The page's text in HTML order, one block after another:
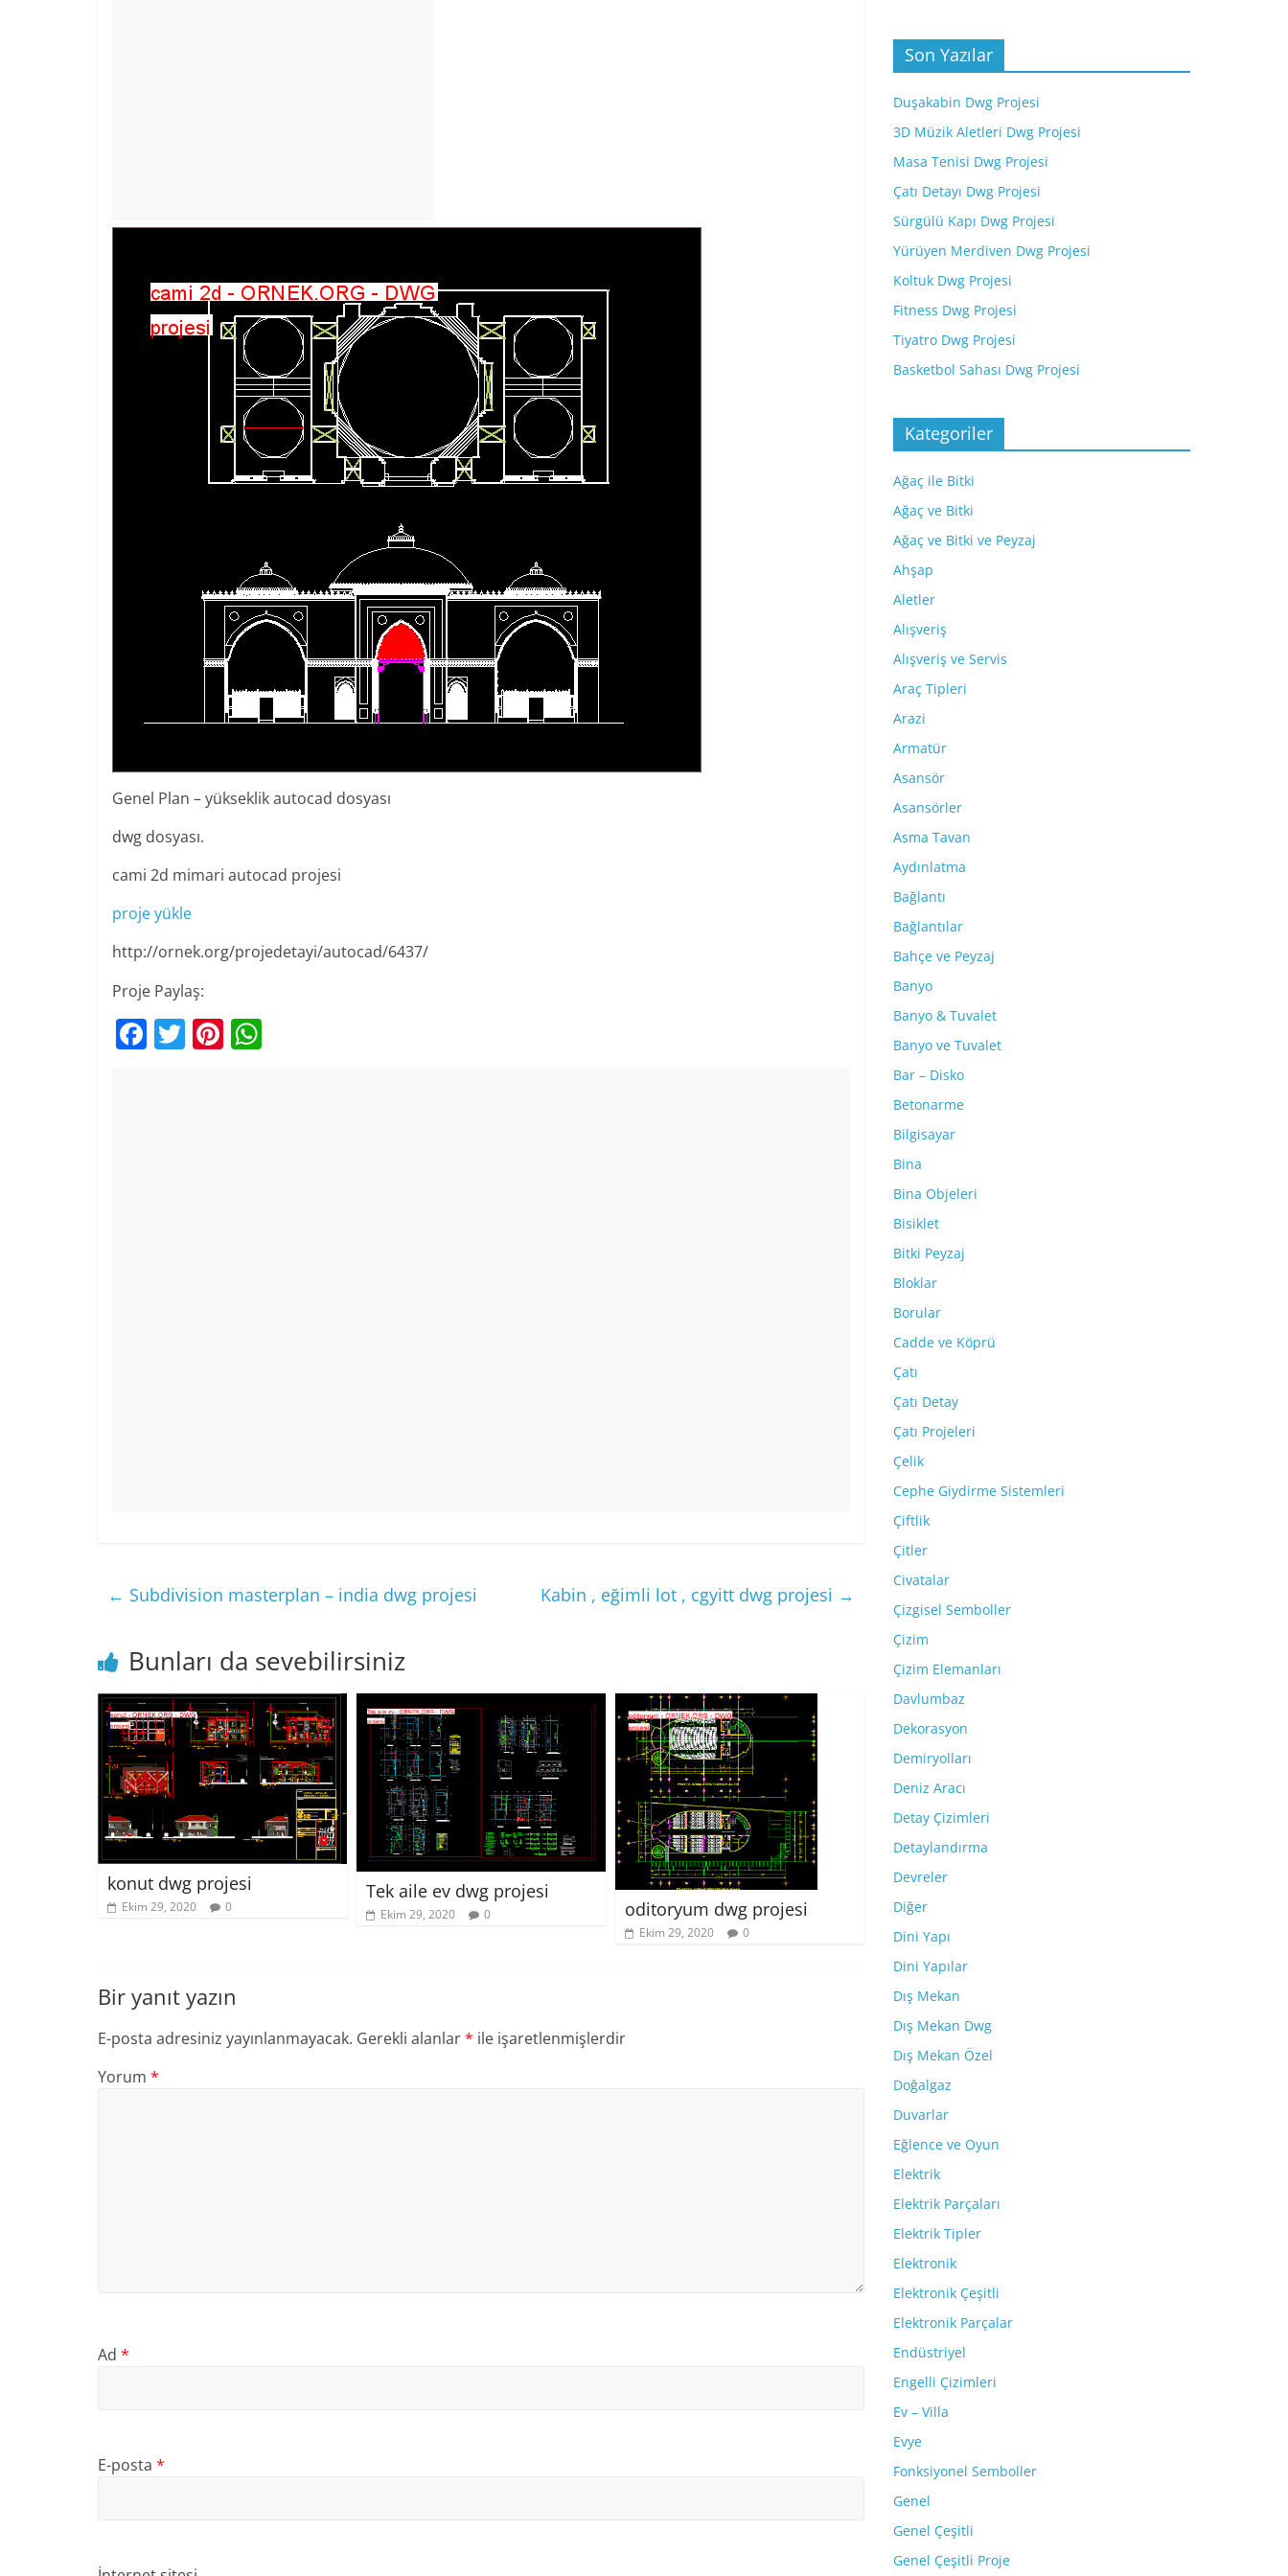
Genel Plan – yükseklik autocad dosyası
dwg dosyası.
cami 2d mimari autocad projesi
proje yükle
http://ornek.org/projedetayi/autocad/6437/
Proje Paylaş:
F T Pi
← Subdivision masterplan – india dwg projesi Kabin , eğimli lot , cgyitt dwg projesi →
Bunları da sevebilirsiniz
konut dwg projesi
Ekim 29, 2020 0
Tek aile ev dwg projesi
Ekim 29, 2020 0 oditoryum dwg projesi
Ekim 29, 2020 0
Bir yanıt yazın
E-posta adresiniz yayınlanmayacak. Gerekli alanlar* ile işaretlenmişlerdir
Yorum *
Ad *
E-posta *
Son Yazılar
Duşakabin Dwg Projesi
3D Müzik Aletleri Dwg Projesi
Masa Tenisi Dwg Projesi
Çatı Detayı Dwg Projesi
Sürgülü Kapı Dwg Projesi
Yürüyen Merdiven Dwg Projesi
Koltuk Dwg Projesi
Fitness Dwg Projesi
Tiyatro Dwg Projesi
Basketbol Sahası Dwg Projesi
Kategoriler
Ağaç ile Bitki
Ağaç ve Bitki
Ağaç ve Bitki ve Peyzaj
Ahşap
Aletler
Alışveriş
Alışveriş ve Servis
Araç Tipleri
Arazi
Armatür
Asansör
Asansörler
Asma Tavan
Aydınlatma
Bağlantı
Bağlantılar
Bahçe ve Peyzaj
Banyo
Banyo & Tuvalet
Banyo ve Tuvalet
Bar – Disko
Betonarme
Bilgisayar
Bina
Bina Objeleri
Bisiklet
Bitki Peyzaj
Bloklar
Borular
Cadde ve Köprü
Çatı
Çatı Detay
Çatı Projeleri
Çelik
Cephe Giydirme Sistemleri
Çiftlik
Çitler
Civatalar
Çizgisel Semboller
Çizim
Çizim Elemanları
Davlumbaz
Dekorasyon
Demiryolları
Deniz Aracı
Detay Çizimleri
Detaylandırma
Devreler
Diğer
Dini Yapı
Dini Yapılar
Dış Mekan
Dış Mekan Dwg
Dış Mekan Özel
Doğalgaz
Duvarlar
Eğlence ve Oyun
Elektrik
Elektrik Parçaları
Elektrik Tipler
Elektronik
Elektronik Çeşitli
Elektronik Parçalar
Endüstriyel
Engelli Çizimleri
Ev – Villa
Evye
Fonksiyonel Semboller
Genel
Genel Çeşitli
Genel Çeşitli Proje